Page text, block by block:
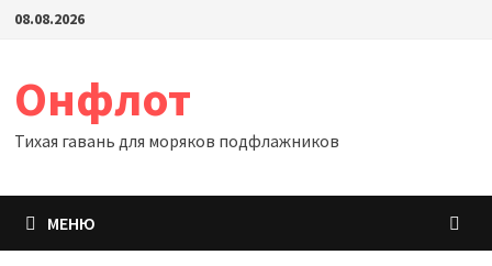
Перейти
08.08.2026
Онфлот
Тихая гавань для моряков подфлажников
МЕНЮ